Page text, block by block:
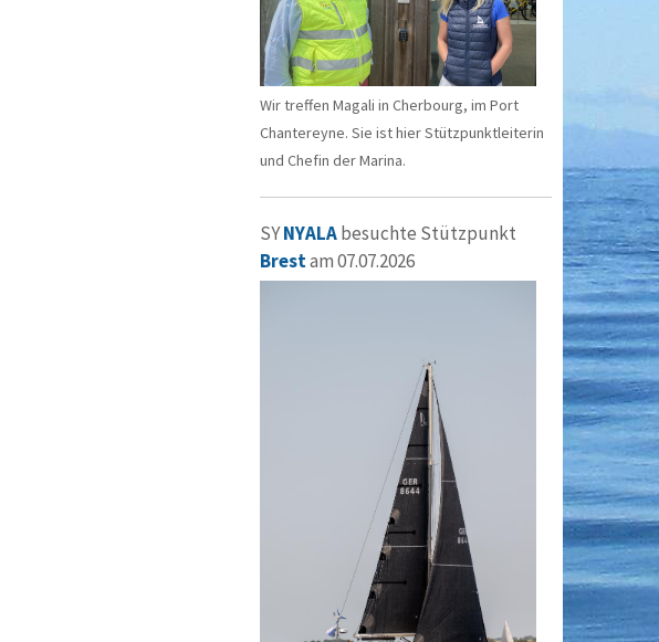
Wir treffen Magali in Cherbourg, im Port
Chantereyne. Sie ist hier Stützpunktleiterin
und Chefin der Marina.
SYNYALAbesuchte Stützpunkt
Brestam 07.07.2026